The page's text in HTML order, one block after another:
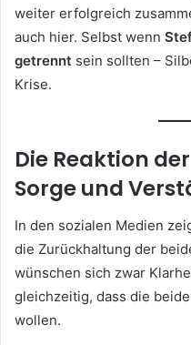
weiter erfolgreich
auch hier. Selbst wenn
getrennt sein sollten –
Krise.
Die Reaktion
Sorge und
In den sozialen Medien
die Zurückhaltung der
wünschen sich zwar
gleichzeitig, dass die
wollen.